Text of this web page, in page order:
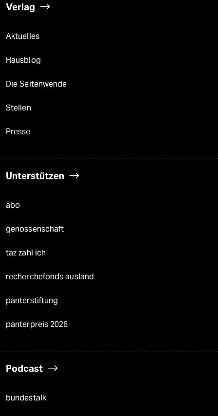
Verlag
Aktuelles
Hausblog
Die Seitenwende
Stellen
Presse
Unterstützen
abo
genossenschaft
taz zahl ich
recherchefonds ausland
panterstiftung
panterpreis 2026
Podcast
bundestalk